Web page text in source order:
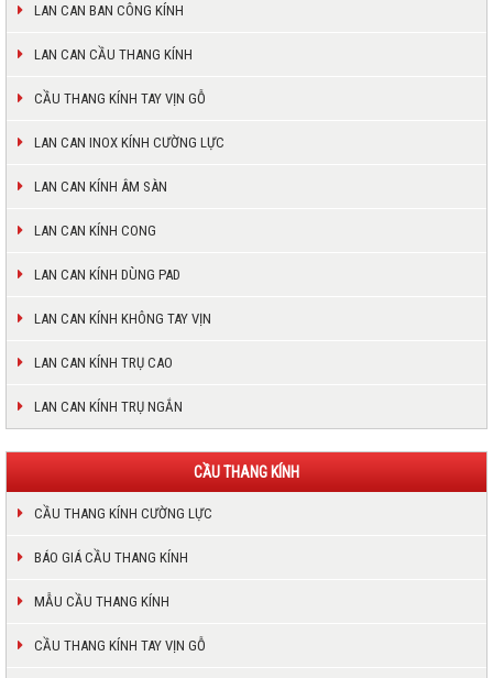
LAN CAN BAN CÔNG KÍNH
LAN CAN CẦU THANG KÍNH
CẦU THANG KÍNH TAY VỊN GỖ
LAN CAN INOX KÍNH CƯỜNG LỰC
LAN CAN KÍNH ÂM SÀN
LAN CAN KÍNH CONG
LAN CAN KÍNH DÙNG PAD
LAN CAN KÍNH KHÔNG TAY VỊN
LAN CAN KÍNH TRỤ CAO
LAN CAN KÍNH TRỤ NGẮN
CẦU THANG KÍNH
CẦU THANG KÍNH CƯỜNG LỰC
BÁO GIÁ CẦU THANG KÍNH
MẪU CẦU THANG KÍNH
CẦU THANG KÍNH TAY VỊN GỖ